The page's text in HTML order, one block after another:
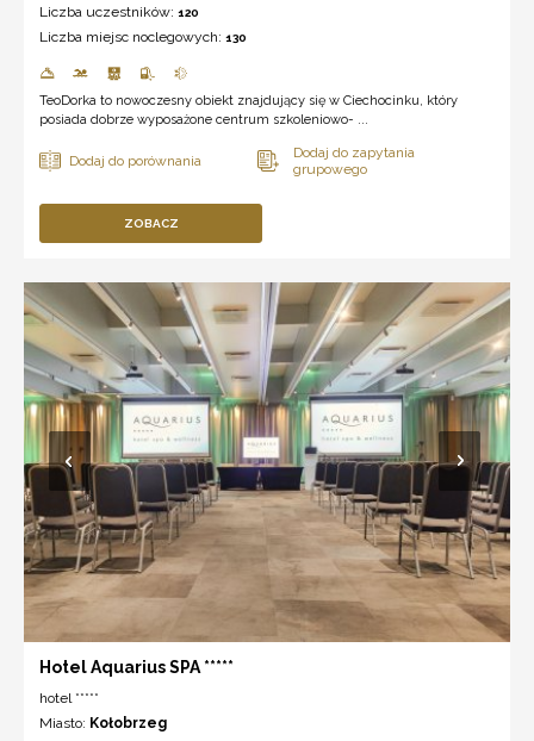
Liczba uczestników: 120
Liczba miejsc noclegowych: 130
TeoDorka to nowoczesny obiekt znajdujący się w Ciechocinku, który
posiada dobrze wyposażone centrum szkoleniowo- ...
ZOBACZ
Hotel Aquarius SPA *****
hotel *****
Miasto: Kołobrzeg